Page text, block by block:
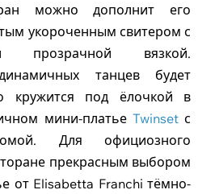
можно дополнит его
укороченным свитером с
прозрачной вязкой.
танцев будет
кружится под ёлочкой в
мини-платье Twinsetс
Для официозного
прекрасным выбором
от Elisabetta Franchi тёмно-